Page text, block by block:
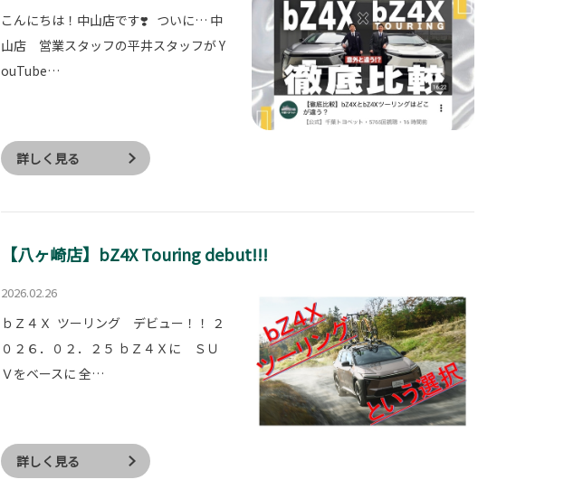
こんにちは！中山店です❣️ ついに… 中
山店 営業スタッフの平井スタッフが Y
ouTube…
詳しく見る
【八ヶ崎店】bZ4X Touring debut!!!
2026.02.26
ｂＺ４Ｘ ツーリング デビュー！！ ２
０２６．０２．２５ ｂＺ４Ｘに ＳＵ
Ｖをベースに 全…
詳しく見る